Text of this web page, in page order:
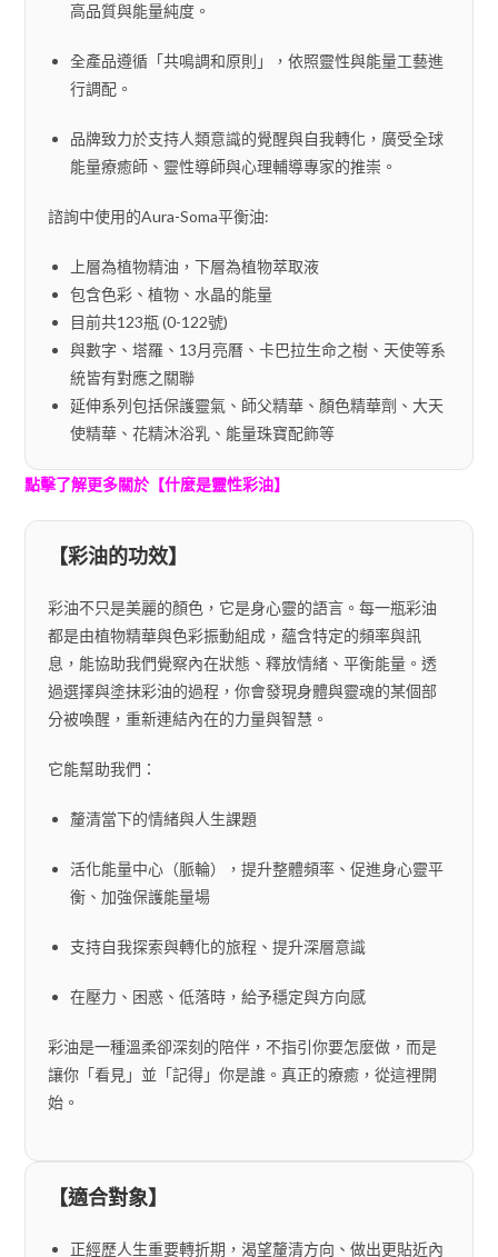
高品質與能量純度。
全產品遵循「共鳴調和原則」，依照靈性與能量工藝進
行調配。
品牌致力於支持人類意識的覺醒與自我轉化，廣受全球
能量療癒師、靈性導師與心理輔導專家的推崇。
諮詢中使用的Aura-Soma平衡油:
上層為植物精油，下層為植物萃取液
包含色彩、植物、水晶的能量
目前共123瓶 (0-122號)
與數字、塔羅、13月亮曆、卡巴拉生命之樹、天使等系
統皆有對應之關聯
延伸系列包括保護靈氣、師父精華、顏色精華劑、大天
使精華、花精沐浴乳、能量珠寶配飾等
點擊了解更多關於【什麼是靈性彩油】
【彩油的功效】
彩油不只是美麗的顏色，它是身心靈的語言。每一瓶彩油
都是由植物精華與色彩振動組成，蘊含特定的頻率與訊
息，能協助我們覺察內在狀態、釋放情緒、平衡能量。透
過選擇與塗抹彩油的過程，你會發現身體與靈魂的某個部
分被喚醒，重新連結內在的力量與智慧。
它能幫助我們：
釐清當下的情緒與人生課題
活化能量中心（脈輪），提升整體頻率、促進身心靈平
衡、加強保護能量場
支持自我探索與轉化的旅程、提升深層意識
在壓力、困惑、低落時，給予穩定與方向感
彩油是一種溫柔卻深刻的陪伴，不指引你要怎麼做，而是
讓你「看見」並「記得」你是誰。真正的療癒，從這裡開
始。
【適合對象】
正經歷人生重要轉折期，渴望釐清方向、做出更貼近內